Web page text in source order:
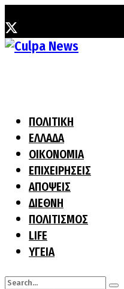
ΠΟΛΙΤΙΚΗ
ΕΛΛΑΔΑ
ΟΙΚΟΝΟΜΙΑ
ΕΠΙΧΕΙΡΗΣΕΙΣ
ΑΠΟΨΕΙΣ
ΔΙΕΘΝΗ
ΠΟΛΙΤΙΣΜΟΣ
LIFE
ΥΓΕΙΑ